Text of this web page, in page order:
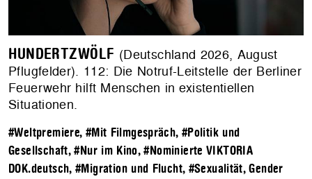
HUNDERTZWÖLF (Deutschland 2026, August
Pflugfelder). 112: Die Notruf-Leitstelle der Berliner
Feuerwehr hilft Menschen in existentiellen
Situationen.
#Weltpremiere, #Mit Filmgespräch, #Politik und
Gesellschaft,#Nur im Kino,#Nominierte VIKTORIA
DOK.deutsch,#Migration und Flucht, #Sexualität, Gender